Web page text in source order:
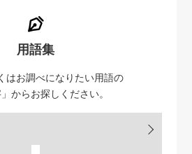
用語集
はお調べになりたい用語の
」からお探しください。